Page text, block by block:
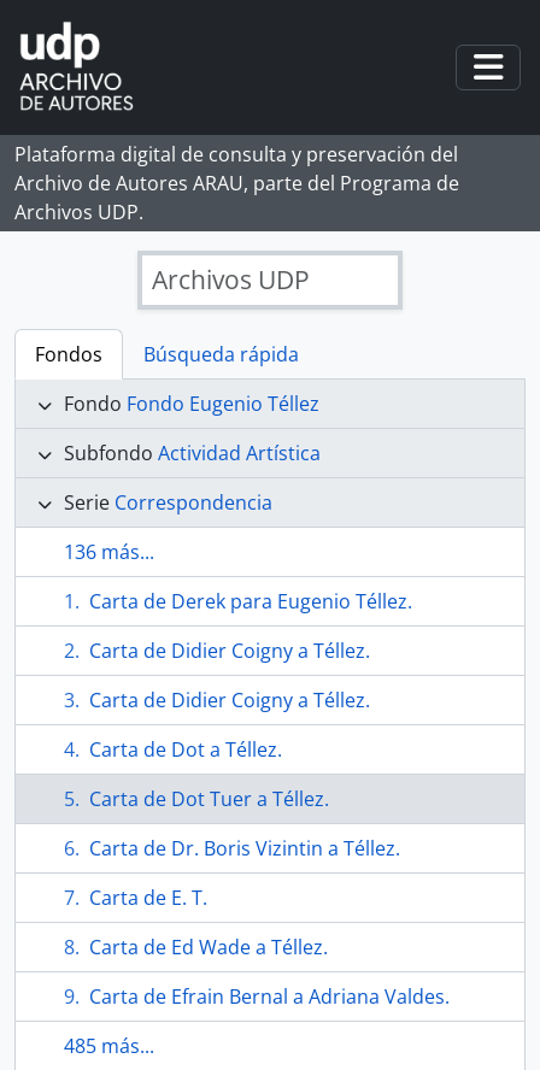
Skip to main content
Plataforma digital de consulta y preservación del
Archivo de Autores ARAU, parte del Programa de
Archivos UDP.
Archivos UDP
Fondos
Búsqueda rápida
Fondo Fondo Eugenio Téllez
Subfondo Actividad Artística
Serie Correspondencia
136 más...
Carta de Derek para Eugenio Téllez.
Carta de Didier Coigny a Téllez.
Carta de Didier Coigny a Téllez.
Carta de Dot a Téllez.
Carta de Dot Tuer a Téllez.
Carta de Dr. Boris Vizintin a Téllez.
Carta de E. T.
Carta de Ed Wade a Téllez.
Carta de Efrain Bernal a Adriana Valdes.
485 más...